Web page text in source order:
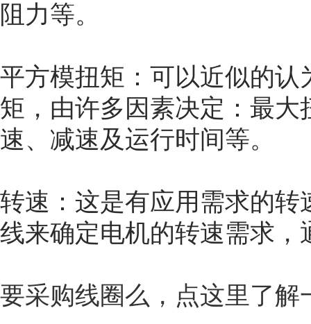
阻力等。
平方模扭矩：可以近似的
矩，由许多因素决定：最
速、减速及运行时间等。
转速：这是有应用需求的
线来确定电机的转速需求，
要采购线圈么，点这里了解